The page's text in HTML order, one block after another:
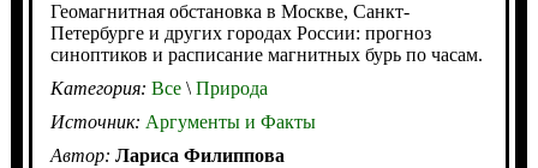
Геомагнитная обстановка в Москве, Санкт-
Петербурге и других городах России: прогноз
синоптиков и расписание магнитных бурь по часам.
Категория: Все\Природа
Источник: Аргументы и Факты
Автор: Лариса Филиппова